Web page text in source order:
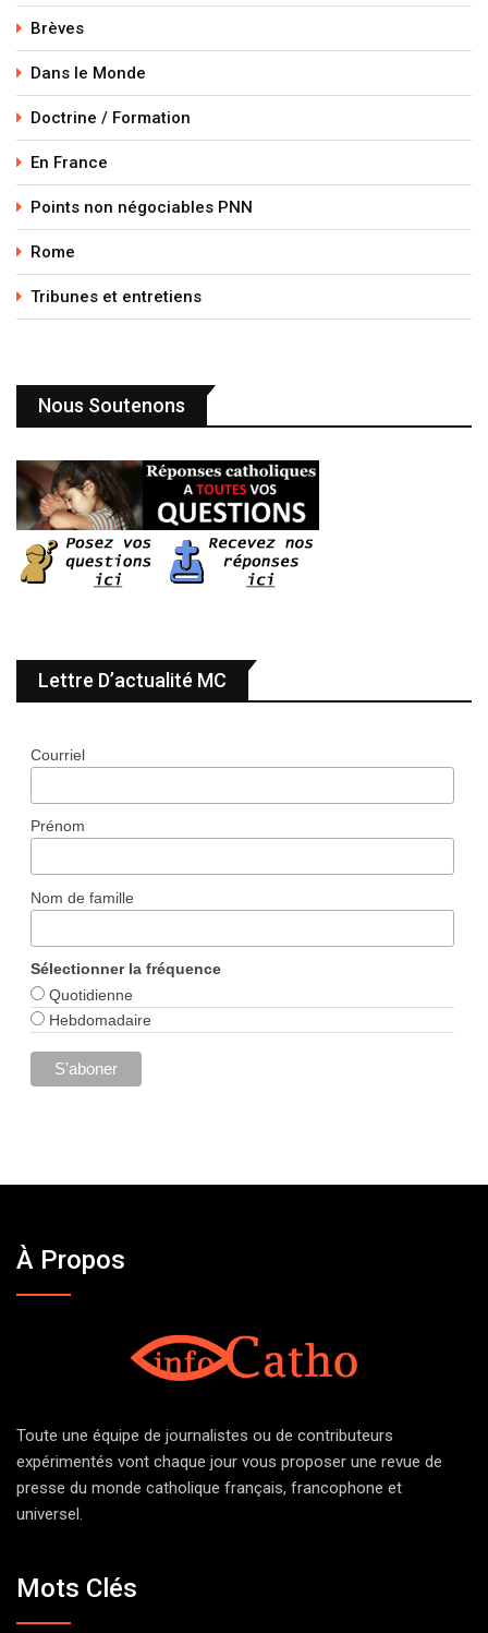
Brèves
Dans le Monde
Doctrine / Formation
En France
Points non négociables PNN
Rome
Tribunes et entretiens
Nous Soutenons
Lettre D’actualité MC
Courriel
Prénom
Nom de famille
Sélectionner la fréquence
Quotidienne
Hebdomadaire
À Propos
Toute une équipe de journalistes ou de contributeurs
expérimentés vont chaque jour vous proposer une revue de
presse du monde catholique français, francophone et
universel.
Mots Clés